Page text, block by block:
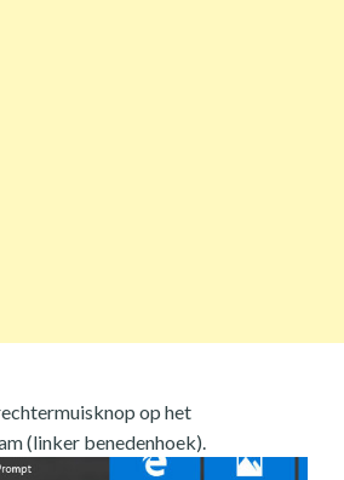
op het
(linker benedenhoek).